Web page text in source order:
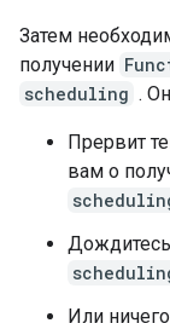
Затем
получении
scheduling .
Прервит
вам о
Или